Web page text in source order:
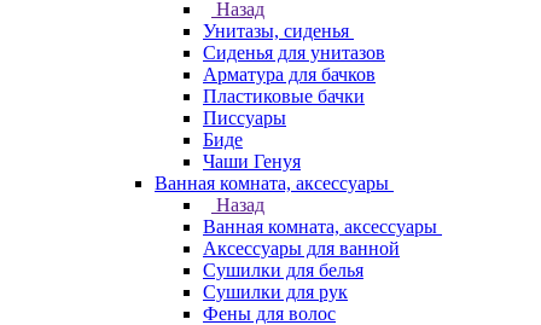
Назад
Унитазы, сиденья
Сиденья для унитазов
Арматура для бачков
Пластиковые бачки
Писсуары
Биде
Чаши Генуя
Ванная комната, аксессуары
Назад
Ванная комната, аксессуары
Аксессуары для ванной
Сушилки для белья
Сушилки для рук
Фены для волос